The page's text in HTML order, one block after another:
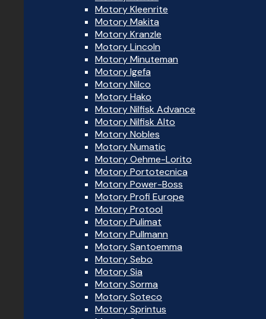
Motory Kleenrite
Motory Makita
Motory Kranzle
Motory Lincoln
Motory Minuteman
Motory Igefa
Motory Nilco
Motory Hako
Motory Nilfisk Advance
Motory Nilfisk Alto
Motory Nobles
Motory Numatic
Motory Oehme-Lorito
Motory Portotecnica
Motory Power-Boss
Motory Profi Europe
Motory Protool
Motory Pulimat
Motory Pullmann
Motory Santoemma
Motory Sebo
Motory Sia
Motory Sorma
Motory Soteco
Motory Sprintus